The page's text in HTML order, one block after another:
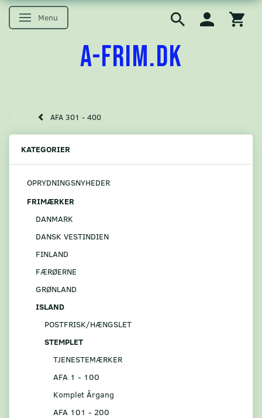
Skifte navigation
Menu
A-FRIM.DK
AFA 301 - 400
KATEGORIER
OPRYDNINGSNYHEDER
FRIMÆRKER
DANMARK
DANSK VESTINDIEN
FINLAND
FÆRØERNE
GRØNLAND
ISLAND
POSTFRISK/HÆNGSLET
STEMPLET
TJENESTEMÆRKER
AFA 1 - 100
Komplet Årgang
AFA 101 - 200